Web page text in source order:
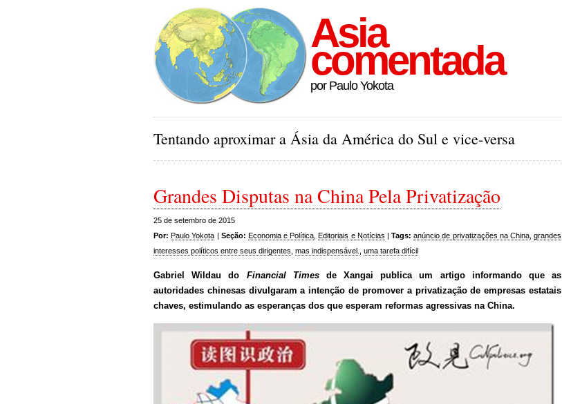
Asia
comentada
por Paulo Yokota
Tentando aproximar a Ásia da América do Sul e vice-versa
Grandes Disputas na China Pela Privatização
25 de setembro de 2015
Por: Paulo Yokota | Seção: Economia e Política ,Editoriais e Notícias |Tags: anúncio de privatizações na China,grandes
interesses políticos entre seus dirigentes mas indispensável. uma tarefa difícil
Gabriel Wildau do Financial Times de Xangai publica um artigo informando que as
autoridades chinesas divulgaram a intenção de promover a privatização de empresas estatais
chaves, estimulando as esperanças dos que esperam reformas agressivas na China.